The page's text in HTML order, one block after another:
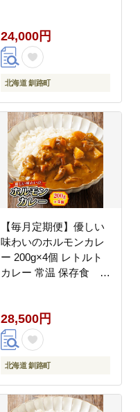
24,000円
北海道 釧路町
【毎月定期便】優しい
味わいのホルモンカレ
ー 200g×4個 レトルト
カレー 常温 保存食 全
28,500円
北海道 釧路町